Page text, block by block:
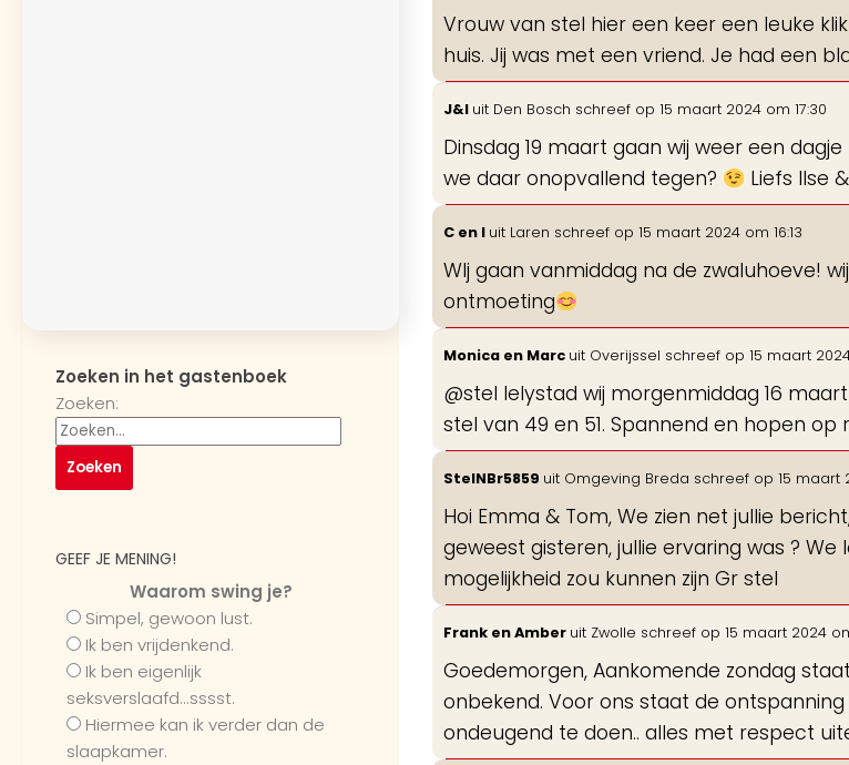
Vrouw van stel hier een keer een leuke
huis. Jij was met een vriend. Je had een
J&I uit Den Bosch schreef op 15 maart 2024 om 17:30
Dinsdag 19 maart gaan wij weer een
we daar onopvallend tegen?
Liefs Ilse
C en I uit Laren schreef op 15 maart 2024 om 16:13
WIj gaan vanmiddag na de zwaluhoeve!
ontmoeting
Monica en Marc uit Overijssel schreef op 15 maart
@stel lelystad wij morgenmiddag 16
stel van 49 en 51. Spannend en hopen
StelNBr5859 uit Omgeving Breda schreef op 15 maart
Hoi Emma & Tom, We zien net jullie
geweest gisteren, jullie ervaring was ?
mogelijkheid zou kunnen zijn Gr stel
Frank en Amber uit Zwolle schreef op 15 maart 2024
Goedemorgen, Aankomende zondag
onbekend. Voor ons staat de
ondeugend te doen.. alles met respect
Zoeken in het gastenboek
Zoeken:
GEEF JE MENING!
Waarom swing je?
Simpel, gewoon lust.
Ik ben vrijdenkend.
Ik ben eigenlijk
seksverslaafd...sssst.
Hiermee kan ik verder dan de
slaapkamer.